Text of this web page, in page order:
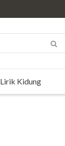
Lirik Kidung